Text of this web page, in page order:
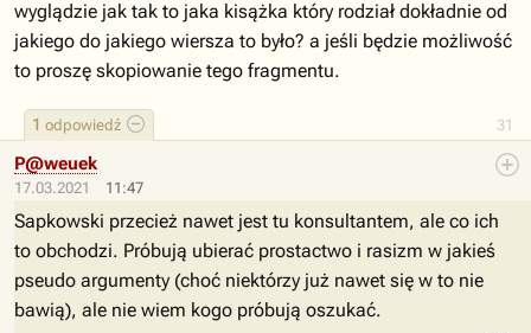
31
1 odpowiedź
wyglądzie jak tak to jaka kisążka który rodział dokładnie od
jakiego do jakiego wiersza to było? a jeśli będzie możliwość
to proszę skopiowanie tego fragmentu.
17.03.2021 11:47
P@weuek
Sapkowski przecież nawet jest tu konsultantem, ale co ich
to obchodzi. Próbują ubierać prostactwo i rasizm w jakieś
pseudo argumenty (choć niektórzy już nawet się w to nie
bawią), ale nie wiem kogo próbują oszukać.